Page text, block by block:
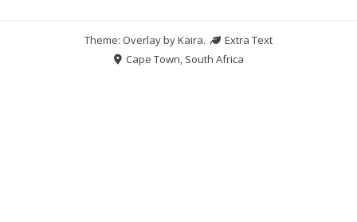
Theme: Overlay byKaira.
Extra Text
Cape Town, South Africa